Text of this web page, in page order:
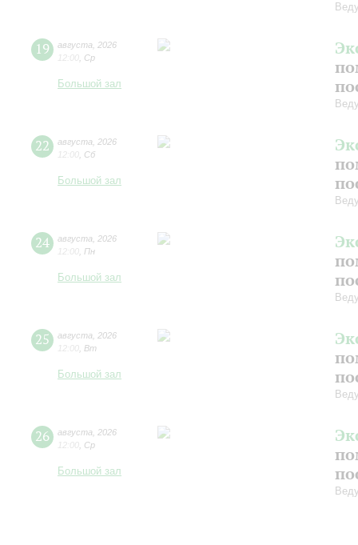
19 августа
2026
12:00 Ср
Большой зал
22 августа
2026
12:00 Сб
Большой зал
24 августа
2026
12:00 Пн
Большой зал
25 августа
2026
12:00 Вт
Большой зал
26 августа
2026
12:00 Ср
Большой зал